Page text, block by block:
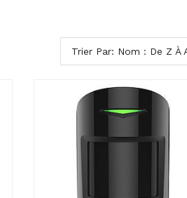
Trier Par: Nom : De Z À